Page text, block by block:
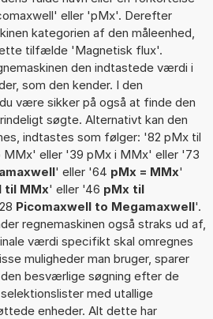
eller 'pMx'. Derefter
kategorien af den måleenhed,
tilfælde 'Magnetisk flux'.
den indtastede værdi i
som den kender. I den
være sikker på også at finde den
søgte. Alternativt kan den
indtastes som følger: '82 pMx til
eller '39 pMx i MMx' eller '73
' eller '64 pMx = MMx'
til MMx' eller '46 pMx til
Picomaxwell to Megamaxwell'.
regnemaskinen også straks ud af,
værdi specifikt skal omregnes
muligheder man bruger, sparer
besværlige søgning efter de
med utallige
enheder. Alt dette har